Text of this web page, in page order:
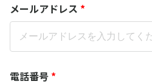
メールアドレス *
電話番号 *